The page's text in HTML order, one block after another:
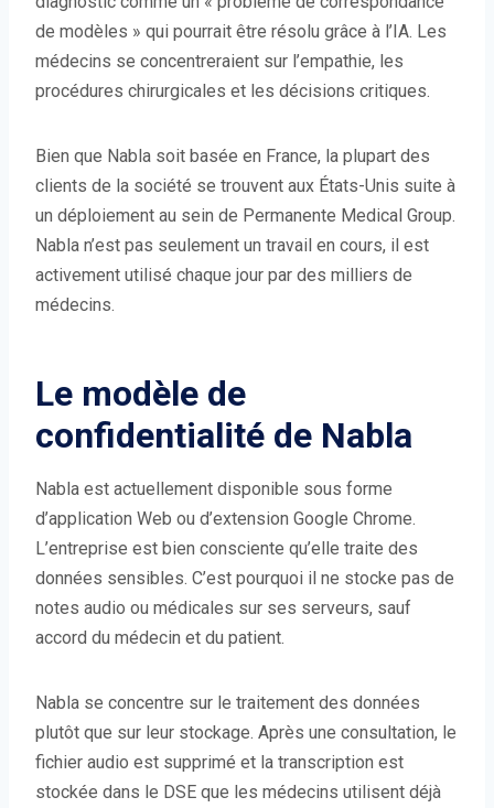
de modèles » qui pourrait être résolu grâce à l’IA. Les
médecins se concentreraient sur l’empathie, les
procédures chirurgicales et les décisions critiques.
Bien que Nabla soit basée en France, la plupart des
clients de la société se trouvent aux États-Unis suite à
un déploiement au sein de Permanente Medical Group.
Nabla n’est pas seulement un travail en cours, il est
activement utilisé chaque jour par des milliers de
médecins.
Le modèle de
confidentialité de Nabla
Nabla est actuellement disponible sous forme
d’application Web ou d’extension Google Chrome.
L’entreprise est bien consciente qu’elle traite des
données sensibles. C’est pourquoi il ne stocke pas de
notes audio ou médicales sur ses serveurs, sauf
accord du médecin et du patient.
Nabla se concentre sur le traitement des données
plutôt que sur leur stockage. Après une consultation, le
fichier audio est supprimé et la transcription est
stockée dans le DSE que les médecins utilisent déjà